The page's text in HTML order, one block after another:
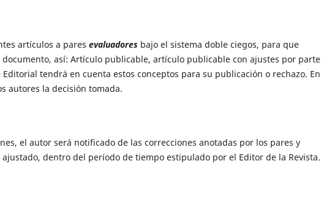
artículos a pares evaluadores bajo el sistema doble ciegos, para que
así: Artículo publicable, artículo publicable con ajustes por parte
tendrá en cuenta estos conceptos para su publicación o rechazo. En
autores la decisión tomada.
el autor será notificado de las correcciones anotadas por los pares y
dentro del período de tiempo estipulado por el Editor de la Revista.